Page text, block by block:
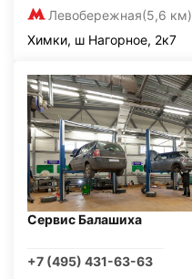
Левобережная(5,6 км)
Химки, ш Нагорное, 2к7
Сервис Балашиха
+7 (495) 431-63-63